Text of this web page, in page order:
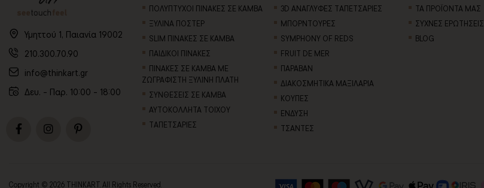
Υμηττού 1, Παιανία 19002
210.300.70.90
info@thinkart.gr
Δευ. - Παρ. 10:00 - 18:00
ΠΟΛΥΠΤΥΧΟΙ ΠΙΝΑΚΕΣ ΣΕ ΚΑΜΒΑ
ΞΥΛΙΝΑ ΠΟΣΤΕΡ
SLIM ΠΙΝΑΚΕΣ ΣΕ ΚΑΜΒΑ
ΠΑΙΔΙΚΟΙ ΠΙΝΑΚΕΣ
ΠΙΝΑΚΕΣ ΣΕ ΚΑΜΒΑ ΜΕ
ΖΩΓΡΑΦΙΣΤΗ ΞΥΛΙΝΗ ΠΛΑΤΗ
ΣΥΝΘΕΣΕΙΣ ΣΕ ΚΑΜΒΑ
ΑΥΤΟΚΟΛΛΗΤΑ ΤΟΙΧΟΥ
TΑΠΕΤΣΑΡΙΕΣ
3D AΝΑΓΛΥΦΕΣ TΑΠΕΤΣΑΡΙΕΣ
ΜΠΟΡΝΤΟΥΡΕΣ
SYMPHONY OF REDS
FRUIT DE MER
ΠΑΡΑΒΑΝ
ΔΙΑΚΟΣΜΗΤΙΚΑ ΜΑΞΙΛΑΡΙΑ
ΚΟΥΠΕΣ
ΕΝΔΥΣΗ
ΤΣΑΝΤΕΣ
ΤΑ ΠΡΟΪΟΝΤΑ ΜΑΣ
ΣΥΧΝΕΣ ΕΡΩΤΗΣΕΙΣ
BLOG
Copyright © 2026 THINKART. All Rights Reserved.